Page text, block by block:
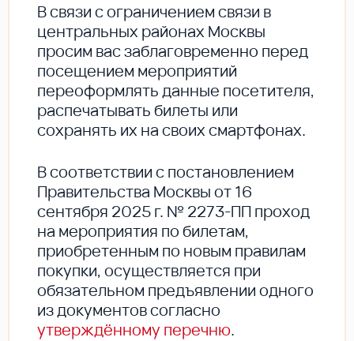
В cвязи с ограничением связи в
центральных районах Москвы
просим вас заблаговременно перед
посещением мероприятий
переоформлять данные посетителя,
распечатывать билеты или
сохранять их на своих смартфонах.
В соответствии с постановлением
Правительства Москвы от 16
сентября 2025 г. № 2273-ПП проход
на мероприятия по билетам,
приобретенным по новым правилам
покупки, осуществляется при
обязательном предъявлении одного
из документов согласно
утверждённому перечню.